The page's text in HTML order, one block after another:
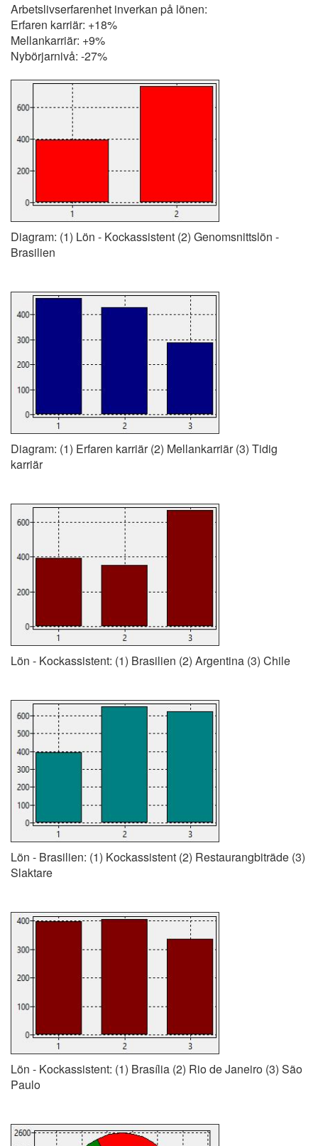
Arbetslivserfarenhet inverkan på lönen:
Erfaren karriär: +18%
Mellankarriär: +9%
Nybörjarnivå: -27%
Diagram: (1) Lön - Kockassistent (2) Genomsnittslön -
Brasilien
Diagram: (1) Erfaren karriär (2) Mellankarriär (3) Tidig
karriär
Lön - Kockassistent: (1) Brasilien (2) Argentina (3) Chile
Lön - Brasilien: (1) Kockassistent (2) Restaurangbiträde (3)
Slaktare
Lön - Kockassistent: (1) Brasília (2) Rio de Janeiro (3) São
Paulo